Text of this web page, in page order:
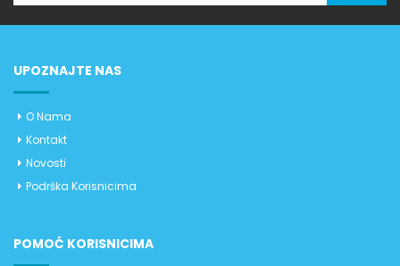
UPOZNAJTE NAS
O Nama
Kontakt
Novosti
Podrška Korisnicima
POMOĆ KORISNICIMA